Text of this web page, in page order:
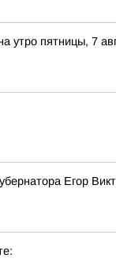
утро пятницы, 7
Егор